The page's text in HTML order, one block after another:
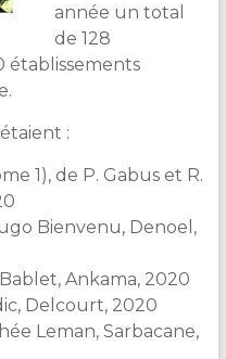
année un total
de 128
établissements
:
1), de P. Gabus et R.
Bienvenu, Denoel,
Ankama, 2020
Delcourt, 2020
Leman, Sarbacane,